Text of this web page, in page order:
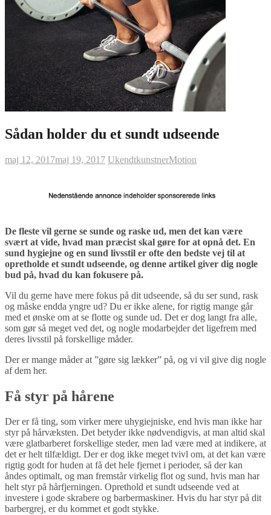
Sådan holder du et sundt udseende
maj 12, 2017maj 19, 2017 UkendtkunstnerMotion
De fleste vil gerne se sunde og raske ud, men det kan være
svært at vide, hvad man præcist skal gøre for at opnå det. En
sund hygiejne og en sund livsstil er ofte den bedste vej til at
opretholde et sundt udseende, og denne artikel giver dig nogle
bud på, hvad du kan fokusere på.
Vil du gerne have mere fokus på dit udseende, så du ser sund, rask
og måske endda yngre ud? Du er ikke alene, for rigtig mange går
med et ønske om at se flotte og sunde ud. Det er dog langt fra alle,
som gør så meget ved det, og nogle modarbejder det ligefrem med
deres livsstil på forskellige måder.
Der er mange måder at ”gøre sig lækker” på, og vi vil give dig nogle
af dem her.
Få styr på hårene
Der er få ting, som virker mere uhygiejniske, end hvis man ikke har
styr på hårvæksten. Det betyder ikke nødvendigvis, at man altid skal
være glatbarberet forskellige steder, men lad være med at indikere, at
det er helt tilfældigt. Der er dog ikke meget tvivl om, at det kan være
rigtig godt for huden at få det hele fjernet i perioder, så der kan
åndes optimalt, og man fremstår virkelig flot og sund, hvis man har
helt styr på hårfjerningen. Oprethold et sundt udseende ved at
investere i gode skrabere og barbermaskiner. Hvis du har styr på dit
barbergrej, er du kommet et godt stykke.